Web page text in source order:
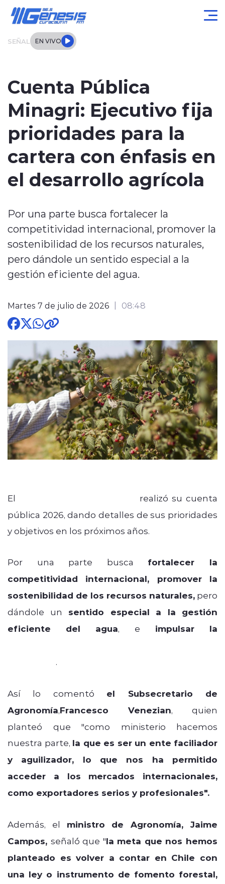
SEÑAL EN VIVO
Regional
Internacional
Deportes
Cuenta Pública
Minagri: Ejecutivo fija
prioridades para la
cartera con énfasis en
el desarrollo agrícola
Por una parte busca fortalecer la
competitividad internacional, promover la
sostenibilidad de los recursos naturales,
pero dándole un sentido especial a la
gestión eficiente del agua.
Martes 7 de julio de 2026 08:48
El
realizó su cuenta
pública 2026, dando detalles de sus prioridades
y objetivos en los próximos años.
Por una parte busca fortalecer la
competitividad internacional, promover la
sostenibilidad de los recursos naturales, pero
dándole un sentido especial a la gestión
eficiente del agua, e impulsar la
.
Así lo comentó el Subsecretario de
Agronomía,Francesco Venezian, quien
planteó que "como ministerio hacemos
nuestra parte, la que es ser un ente faciliador
y aguilizador, lo que nos ha permitido
acceder a los mercados internacionales,
como exportadores serios y profesionales".
Además, el ministro de Agronomía, Jaime
Campos, señal´ó que "la meta que nos hemos
planteado es volver a contar en Chile con
una ley o instrumento de fomento forestal,